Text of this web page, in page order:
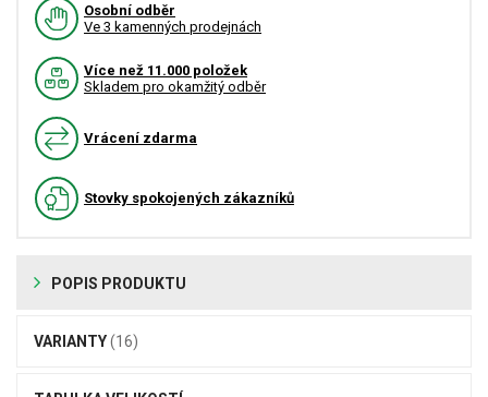
Osobní odběr
Ve 3 kamenných prodejnách
Více než 11.000 položek
Skladem pro okamžitý odběr
Vrácení zdarma
Stovky spokojených zákazníků
POPIS PRODUKTU
VARIANTY(16)